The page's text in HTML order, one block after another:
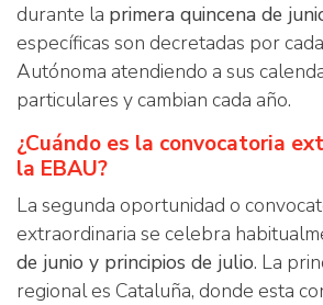
durante la primera quincena de
específicas son decretadas por
Autónoma atendiendo a sus
particulares y cambian cada año.
¿Cuándo es la convocatoria
la EBAU?
La segunda oportunidad o
extraordinaria se celebra
de junio y principios de julio. La
regional es Cataluña, donde esta